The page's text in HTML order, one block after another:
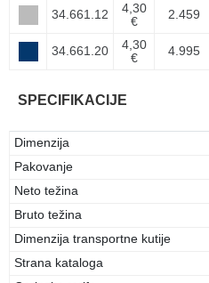
34.661.12
4,30
€
2.459
34.661.20
4,30
€
4.995
SPECIFIKACIJE
Dimenzija
Pakovanje
Neto težina
Bruto težina
Dimenzija transportne kutije
Strana kataloga